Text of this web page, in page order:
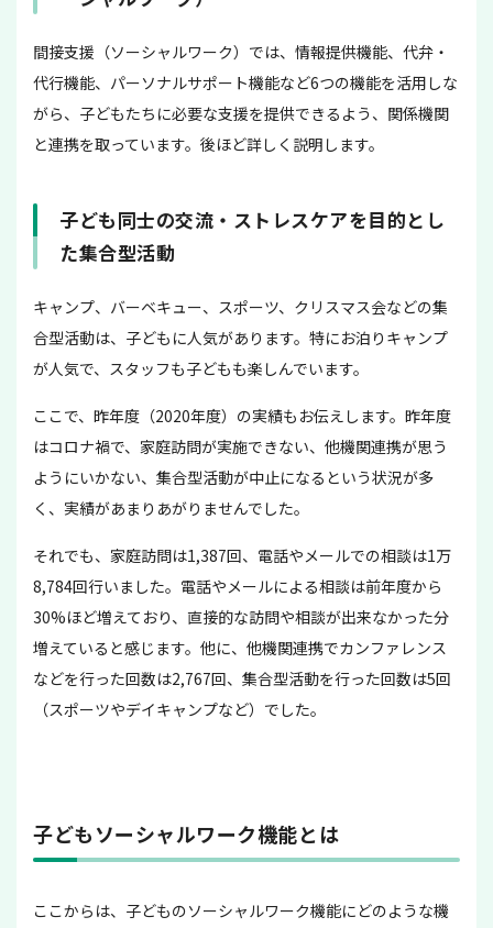
間接支援（ソーシャルワーク）では、情報提供機能、代弁・
代行機能、パーソナルサポート機能など6つの機能を活用しな
がら、子どもたちに必要な支援を提供できるよう、関係機関
と連携を取っています。後ほど詳しく説明します。
子ども同士の交流・ストレスケアを目的とし
た集合型活動
キャンプ、バーベキュー、スポーツ、クリスマス会などの集
合型活動は、子どもに人気があります。特にお泊りキャンプ
が人気で、スタッフも子どもも楽しんでいます。
ここで、昨年度（2020年度）の実績もお伝えします。昨年度
はコロナ禍で、家庭訪問が実施できない、他機関連携が思う
ようにいかない、集合型活動が中止になるという状況が多
く、実績があまりあがりませんでした。
それでも、家庭訪問は1,387回、電話やメールでの相談は1万
8,784回行いました。電話やメールによる相談は前年度から
30%ほど増えており、直接的な訪問や相談が出来なかった分
増えていると感じます。他に、他機関連携でカンファレンス
などを行った回数は2,767回、集合型活動を行った回数は5回
（スポーツやデイキャンプなど）でした。
子どもソーシャルワーク機能とは
ここからは、子どものソーシャルワーク機能にどのような機